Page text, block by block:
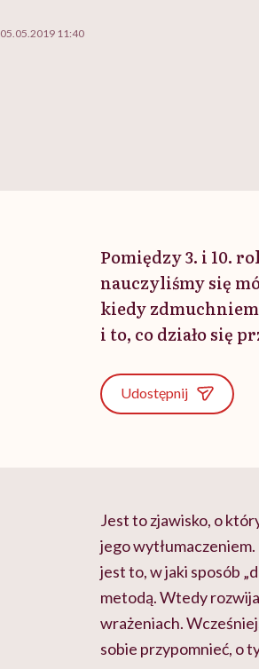
05.05.2019 11:40
Pomiędzy 3. i 10.
nauczyliśmy się
kiedy
i to, co działo się
Udostępnij
Jest to zjawisko, o
jego
jest to, w jaki sposób
metodą. Wtedy
wrażeniach.
sobie przypomnieć, o